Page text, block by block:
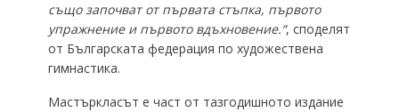
също започват от първата стъпка, първото
упражнение и първото вдъхновение.“, споделят
от Българската федерация по художествена
гимнастика.
Мастъркласът е част от тазгодишното издание